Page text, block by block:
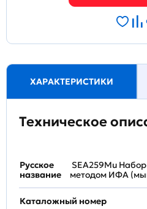
ХАРАКТЕРИСТИКИ
Техническое
Русское
название
SEA259Mu
методом ИФА
Каталожный номер